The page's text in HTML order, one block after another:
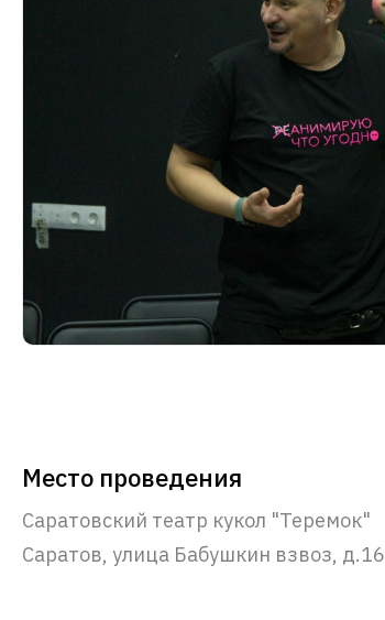
Место проведения
Саратовский театр кукол "Теремок"
Саратов, улица Бабушкин взвоз, д.16